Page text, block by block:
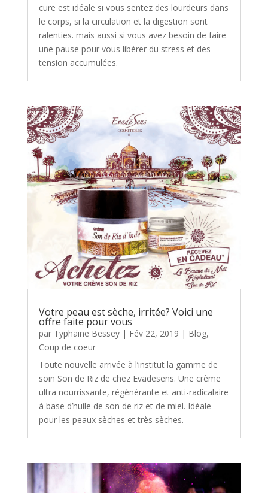
cure est idéale si vous sentez des lourdeurs dans
le corps, si la circulation et la digestion sont
ralenties. mais aussi si vous avez besoin de faire
une pause pour vous libérer du stress et des
tension accumulées.
Votre peau est sèche, irritée? Voici une
offre faite pour vous
par Typhaine Bessey| Fév 22, 2019 | Blog,
Coup de coeur
Toute nouvelle arrivée à l’institut la gamme de
soin Son de Riz de chez Evadesens. Une crème
ultra nourrissante, régénérante et anti-radicalaire
à base d’huile de son de riz et de miel. Idéale
pour les peaux sèches et très sèches.